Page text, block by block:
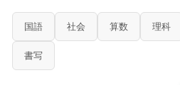
国語 社会 算数 理科
書写